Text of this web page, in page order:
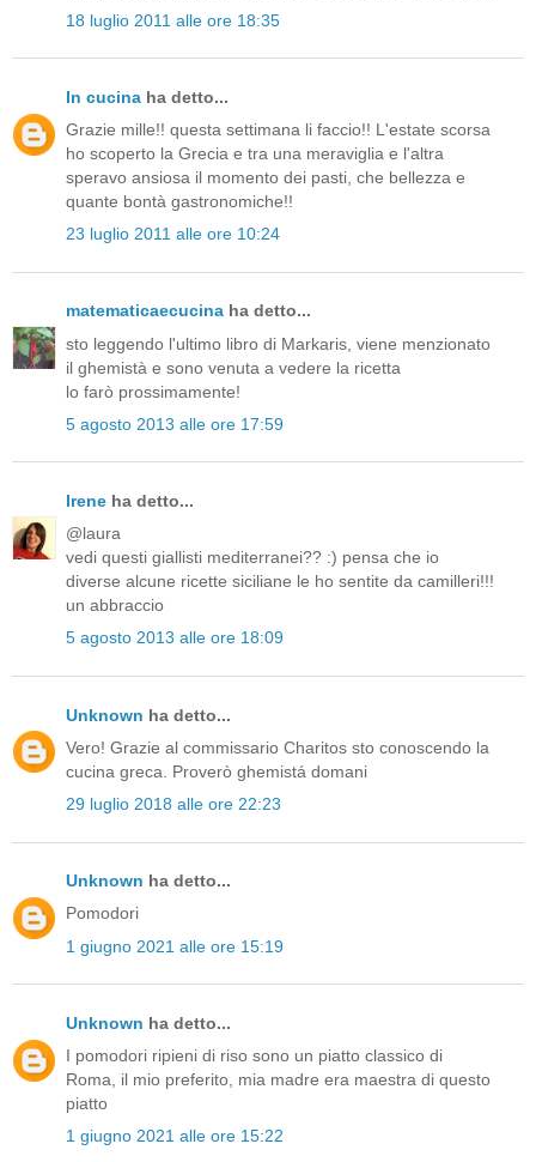
18 luglio 2011 alle ore 18:35
In cucina ha detto...
Grazie mille!! questa settimana li faccio!! L'estate scorsa
ho scoperto la Grecia e tra una meraviglia e l'altra
speravo ansiosa il momento dei pasti, che bellezza e
quante bontà gastronomiche!!
23 luglio 2011 alle ore 10:24
matematicaecucina ha detto...
sto leggendo l'ultimo libro di Markaris, viene menzionato
il ghemistà e sono venuta a vedere la ricetta
lo farò prossimamente!
5 agosto 2013 alle ore 17:59
Irene ha detto...
@laura
vedi questi giallisti mediterranei?? :) pensa che io
diverse alcune ricette siciliane le ho sentite da camilleri!!!
un abbraccio
5 agosto 2013 alle ore 18:09
Unknown ha detto...
Vero! Grazie al commissario Charitos sto conoscendo la
cucina greca. Proverò ghemistá domani
29 luglio 2018 alle ore 22:23
Unknown ha detto...
Pomodori
1 giugno 2021 alle ore 15:19
Unknown ha detto...
I pomodori ripieni di riso sono un piatto classico di
Roma, il mio preferito, mia madre era maestra di questo
piatto
1 giugno 2021 alle ore 15:22